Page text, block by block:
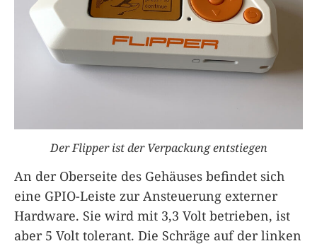
Der Flipper ist der Verpackung entstiegen
An der Oberseite des Gehäuses befindet sich
eine GPIO-Leiste zur Ansteuerung externer
Hardware. Sie wird mit 3,3 Volt betrieben, ist
aber 5 Volt tolerant. Die Schräge auf der linken